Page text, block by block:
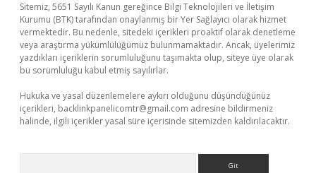
Sitemiz, 5651 Sayılı Kanun gereğince Bilgi Teknolojileri ve İletişim
Kurumu (BTK) tarafından onaylanmış bir Yer Sağlayıcı olarak hizmet
vermektedir. Bu nedenle, sitedeki içerikleri proaktif olarak denetleme
veya araştırma yükümlülüğümüz bulunmamaktadır. Ancak, üyelerimiz
yazdıkları içeriklerin sorumluluğunu taşımakta olup, siteye üye olarak
bu sorumluluğu kabul etmiş sayılırlar.
Hukuka ve yasal düzenlemelere aykırı olduğunu düşündüğünüz
içerikleri, backlinkpanelicomtr@gmail.com adresine bildirmeniz
halinde, ilgili içerikler yasal süre içerisinde sitemizden kaldırılacaktır.